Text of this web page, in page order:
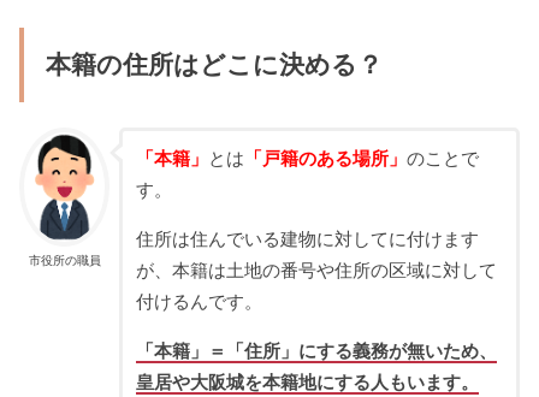
本籍の住所はどこに決める？
市役所の職員
「本籍」 とは 「戸籍のある場所」 のことで
す。
住所は住んでいる建物に対してに付けます
が、本籍は土地の番号や住所の区域に対して
付けるんです。
「本籍」＝「住所」にする義務が無いため、
皇居や大阪城を本籍地にする人もいます。